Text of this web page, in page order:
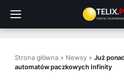
treści
Strona główna » Newsy» Już
automatów paczkowych Infinity